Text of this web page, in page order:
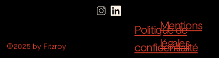
Politique de
confidentialité
Mentions
légales
©2025 by Fitzroy